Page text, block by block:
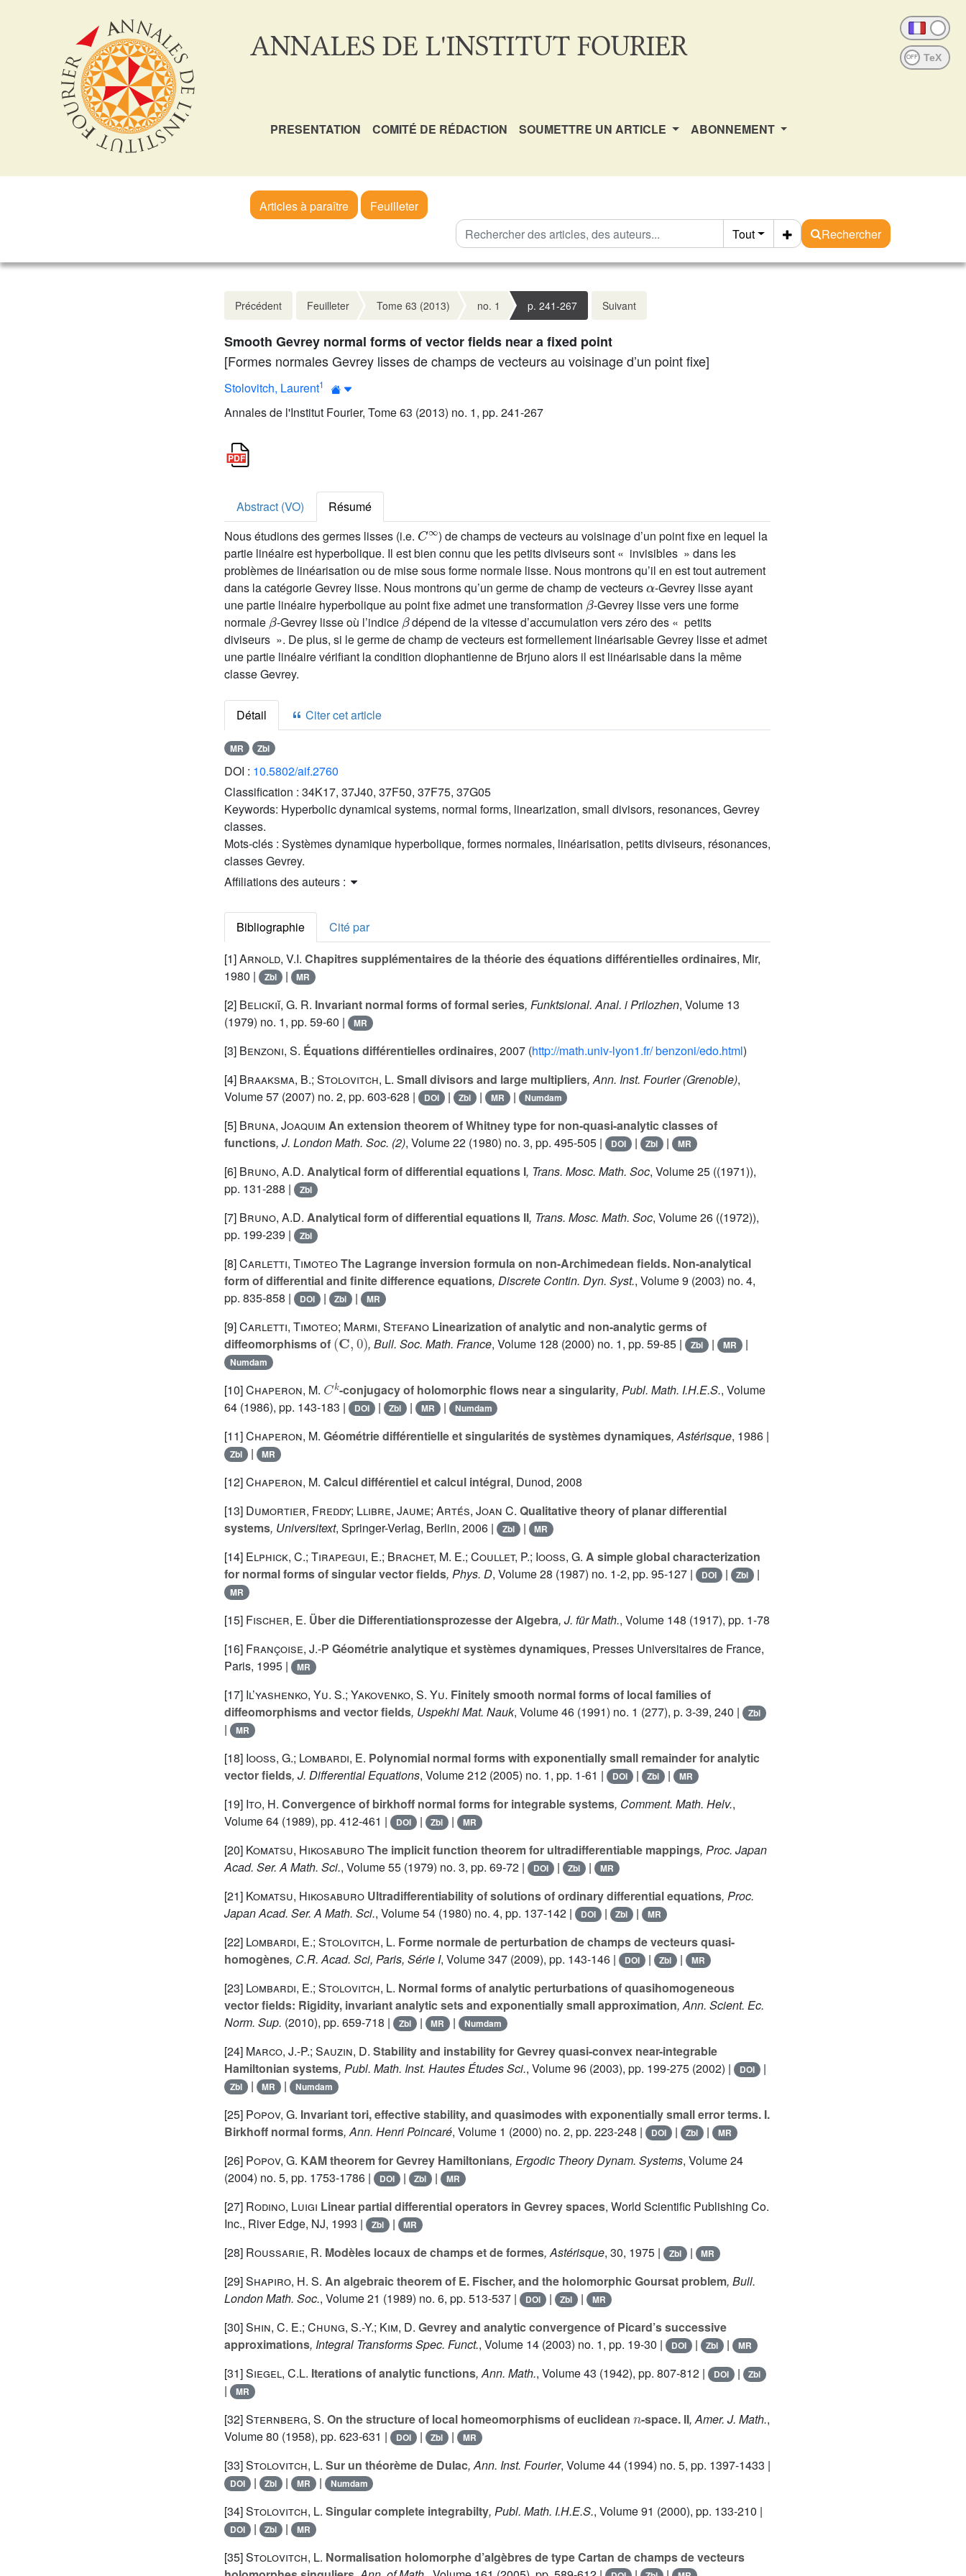
ANNALES DE L'INSTITUT FOURIER OFF
PRESENTATION COMITÉ DE RÉDACTION SOUMETTRE UN ARTICLE ABONNEMENT
Articles à paraître
Feuilleter
Tout
Rechercher
Précédent Feuilleter Tome 63 (2013) no. 1 p. 241-267 Suivant
Smooth Gevrey normal forms of vector fields near a fixed point
[Formes normales Gevrey lisses de champs de vecteurs au voisinage d’un point fixe]
Stolovitch, Laurent1
Annales de l'Institut Fourier, Tome 63 (2013) no. 1, pp. 241-267
Abstract (VO)
Résumé
Nous étudions des germes lisses (i.e.
C∞
) de champs de vecteurs au voisinage d’un point fixe en lequel la
partie linéaire est hyperbolique. Il est bien connu que les petits diviseurs sont « invisibles » dans les
problèmes de linéarisation ou de mise sous forme normale lisse. Nous montrons qu’il en est tout autrement
dans la catégorie Gevrey lisse. Nous montrons qu’un germe de champ de vecteurs
α
-Gevrey lisse ayant
une partie linéaire hyperbolique au point fixe admet une transformation
β
-Gevrey lisse vers une forme
normale
β
-Gevrey lisse où l’indice
β
dépend de la vitesse d’accumulation vers zéro des « petits
diviseurs ». De plus, si le germe de champ de vecteurs est formellement linéarisable Gevrey lisse et admet
une partie linéaire vérifiant la condition diophantienne de Brjuno alors il est linéarisable dans la même
classe Gevrey.
Détail Citer cet article
MR Zbl
DOI : 10.5802/aif.2760
Classification : 34K17, 37J40, 37F50, 37F75, 37G05
Keywords: Hyperbolic dynamical systems, normal forms, linearization, small divisors, resonances, Gevrey
classes.
Mots-clés : Systèmes dynamique hyperbolique, formes normales, linéarisation, petits diviseurs, résonances,
classes Gevrey.
Affiliations des auteurs :
Bibliographie
Cité par
[1]Arnold, V.I. Chapitres supplémentaires de la théorie des équations différentielles ordinaires, Mir,
1980 |
Zbl | MR
[2] Belickiĭ, G. R. Invariant normal forms of formal series, Funktsional. Anal. i Prilozhen, Volume 13
(1979) no. 1, pp. 59-60 |
MR
[3] Benzoni, S. Équations différentielles ordinaires, 2007 (http://math.univ-lyon1.fr/ benzoni/edo.html)
[4] Braaksma, B.; Stolovitch, L. Small divisors and large multipliers, Ann. Inst. Fourier (Grenoble),
Volume 57 (2007) no. 2, pp. 603-628 | DOI | Zbl | MR | Numdam
[5] Bruna, Joaquim An extension theorem of Whitney type for non-quasi-analytic classes of
functions, J. London Math. Soc. (2), Volume 22 (1980) no. 3, pp. 495-505 | DOI | Zbl | MR
[6] Bruno, A.D. Analytical form of differential equations I, Trans. Mosc. Math. Soc, Volume 25 ((1971)),
pp. 131-288 |
Zbl
[7] Bruno, A.D. Analytical form of differential equations II, Trans. Mosc. Math. Soc, Volume 26 ((1972)),
pp. 199-239 |
Zbl
[8]Carletti, TimoteoThe Lagrange inversion formula on non-Archimedean fields. Non-analytical
form of differential and finite difference equations, Discrete Contin. Dyn. Syst., Volume 9 (2003) no. 4,
pp. 835-858 |
DOI | Zbl | MR
[9]Carletti, Timoteo; Marmi, Stefano Linearization of analytic and non-analytic germs of
diffeomorphisms of
(C,0)
, Bull. Soc. Math. France, Volume 128 (2000) no. 1, pp. 59-85 | Zbl | MR |
Numdam
[10]Chaperon, M.
k
-conjugacy of holomorphic flows near a singularity, Publ. Math. I.H.E.S., Volume
64 (1986), pp. 143-183 | DOI | Zbl | MR | Numdam
[11]Chaperon, M. Géométrie différentielle et singularités de systèmes dynamiques, Astérisque, 1986 |
Zbl | MR
[12]Chaperon, M. Calcul différentiel et calcul intégral, Dunod, 2008
[13] Dumortier, Freddy; Llibre, Jaume; Artés, Joan C. Qualitative theory of planar differential
systems, Universitext, Springer-Verlag, Berlin, 2006 | Zbl | MR
[14] Elphick, C.; Tirapegui, E.; Brachet, M. E.; Coullet, P.; Iooss, G. A simple global characterization
for normal forms of singular vector fields, Phys. D, Volume 28 (1987) no. 1-2, pp. 95-127 | DOI | Zbl |
MR
[15] Fischer, E. Über die Differentiationsprozesse der Algebra, J. für Math., Volume 148 (1917), pp. 1-78
[16] Françoise, J.-P Géométrie analytique et systèmes dynamiques, Presses Universitaires de France,
Paris, 1995 |
MR
[17] Il’yashenko, Yu. S.; Yakovenko, S. Yu. Finitely smooth normal forms of local families of
diffeomorphisms and vector fields, Uspekhi Mat. Nauk, Volume 46 (1991) no. 1 (277), p. 3-39, 240 | Zbl
| MR
[18] Iooss, G.; Lombardi, E. Polynomial normal forms with exponentially small remainder for analytic
vector fields, J. Differential Equations, Volume 212 (2005) no. 1, pp. 1-61 | DOI | Zbl | MR
[19] Ito, H. Convergence of birkhoff normal forms for integrable systems, Comment. Math. Helv.,
Volume 64 (1989), pp. 412-461 | DOI | Zbl | MR
[20] Komatsu, HikosaburoThe implicit function theorem for ultradifferentiable mappings, Proc. Japan
Acad. Ser. A Math. Sci., Volume 55 (1979) no. 3, pp. 69-72 | DOI | Zbl | MR
[21] Komatsu, Hikosaburo Ultradifferentiability of solutions of ordinary differential equations, Proc.
Japan Acad. Ser. A Math. Sci., Volume 54 (1980) no. 4, pp. 137-142 | DOI | Zbl | MR
[22] Lombardi, E.; Stolovitch, L. Forme normale de perturbation de champs de vecteurs quasi-
homogènes, C.R. Acad. Sci, Paris, Série I, Volume 347 (2009), pp. 143-146 | DOI | Zbl | MR
[23] Lombardi, E.; Stolovitch, L. Normal forms of analytic perturbations of quasihomogeneous
vector fields: Rigidity, invariant analytic sets and exponentially small approximation, Ann. Scient. Ec.
Norm. Sup. (2010), pp. 659-718 | Zbl | MR | Numdam
[24] Marco, J.-P.; Sauzin, D. Stability and instability for Gevrey quasi-convex near-integrable
Hamiltonian systems, Publ. Math. Inst. Hautes Études Sci., Volume 96 (2003), pp. 199-275 (2002) | DOI |
Zbl | MR | Numdam
[25] Popov, G. Invariant tori, effective stability, and quasimodes with exponentially small error terms. I.
Birkhoff normal forms, Ann. Henri Poincaré, Volume 1 (2000) no. 2, pp. 223-248 | DOI | Zbl | MR
[26] Popov, G. KAM theorem for Gevrey Hamiltonians, Ergodic Theory Dynam. Systems, Volume 24
(2004) no. 5, pp. 1753-1786 |
DOI | Zbl | MR
[27] Rodino, Luigi Linear partial differential operators in Gevrey spaces, World Scientific Publishing Co.
Inc., River Edge, NJ, 1993 |
Zbl | MR
[28] Roussarie, R. Modèles locaux de champs et de formes, Astérisque, 30, 1975 | Zbl | MR
[29]Shapiro, H. S. An algebraic theorem of E. Fischer, and the holomorphic Goursat problem, Bull.
London Math. Soc., Volume 21 (1989) no. 6, pp. 513-537 | DOI | Zbl | MR
[30]Shin, C. E.; Chung, S.-Y.; Kim, D. Gevrey and analytic convergence of Picard’s successive
approximations, Integral Transforms Spec. Funct., Volume 14 (2003) no. 1, pp. 19-30 | DOI | Zbl | MR
[31]Siegel, C.L. Iterations of analytic functions, Ann. Math., Volume 43 (1942), pp. 807-812 | DOI | Zbl
| MR
[32]Sternberg, S. On the structure of local homeomorphisms of euclidean -space. II, Amer. J. Math.,
Volume 80 (1958), pp. 623-631 | DOI | Zbl | MR
[33]Stolovitch, L. Sur un théorème de Dulac, Ann. Inst. Fourier, Volume 44 (1994) no. 5, pp. 1397-1433 |
DOI | Zbl | MR | Numdam
[34]Stolovitch, L. Singular complete integrabilty, Publ. Math. I.H.E.S., Volume 91 (2000), pp. 133-210 |
DOI | Zbl | MR
[35]Stolovitch, L. Normalisation holomorphe d’algèbres de type Cartan de champs de vecteurs